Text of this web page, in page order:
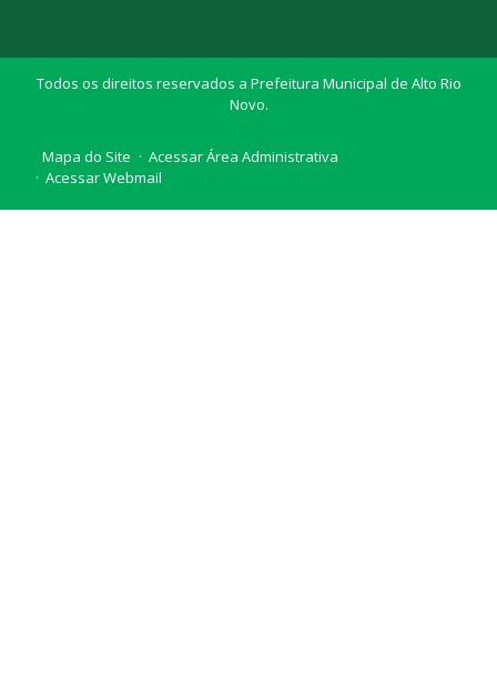
Todos os direitos reservados a Prefeitura Municipal de Alto Rio
Novo.
Mapa do Site
Acessar Área Administrativa
Acessar Webmail